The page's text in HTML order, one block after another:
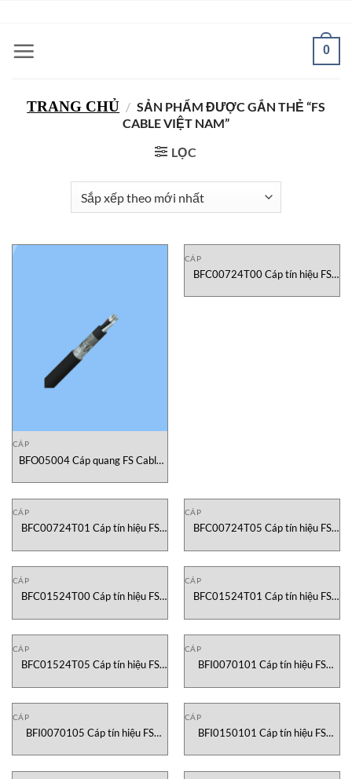
nội
0
TRANG CHỦ / SẢN PHẨM ĐƯỢC GẮN THẺ “FS
CABLE VIỆT NAM”
LỌC
CÁP
BFO05004 Cáp quang FS Cable
CÁP
BFC00724T00 Cáp tín hiệu FS
CÁP
BFC00724T01 Cáp tín hiệu FS
CÁP
BFC00724T05 Cáp tín hiệu FS
CÁP
BFC01524T00 Cáp tín hiệu FS
CÁP
BFC01524T01 Cáp tín hiệu FS
CÁP
BFC01524T05 Cáp tín hiệu FS
CÁP
BFI0070101 Cáp tín hiệu FS
CÁP
BFI0070105 Cáp tín hiệu FS
CÁP
BFI0150101 Cáp tín hiệu FS